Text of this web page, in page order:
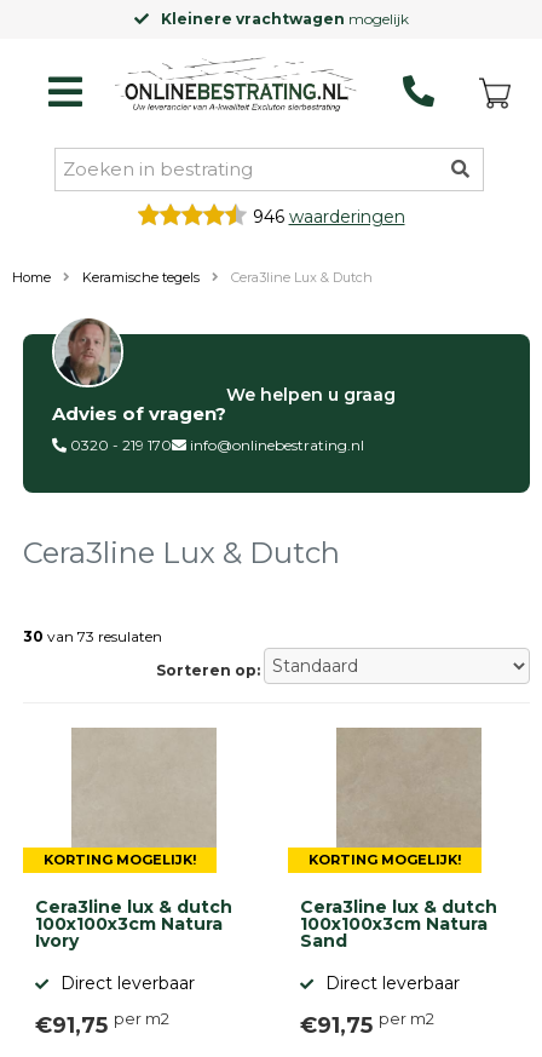
Kleinere vrachtwagen mogelijk
946 waarderingen
Home Keramische tegels Cera3line Lux & Dutch
Filter op
Categorieën
Betontegels
tegels
Natuursteen
Terrastegels
Balkontegels
bestrating
Sierbestrating
bestrating
Trommelstenen
bestrating
Muurelementen
Straatklinkers
Advies of vragen?
We helpen u graag
0320 - 219 170 info@onlinebestrating.nl
Cera3line Lux & Dutch
30 van 73 resulaten
Sorteren op:
KORTING MOGELIJK!
Cera3line lux & dutch
100x100x3cm Natura
Ivory
Direct leverbaar
€91,75 per m2
KORTING MOGELIJK!
Cera3line lux & dutch
100x100x3cm Natura
Sand
Direct leverbaar
€91,75 per m2